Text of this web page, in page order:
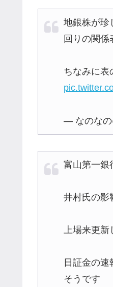
地銀株が珍
回りの関係
ちなみに表
— なのなの
富山第一銀
井村氏の影
上場来更新
日証金の
そうです